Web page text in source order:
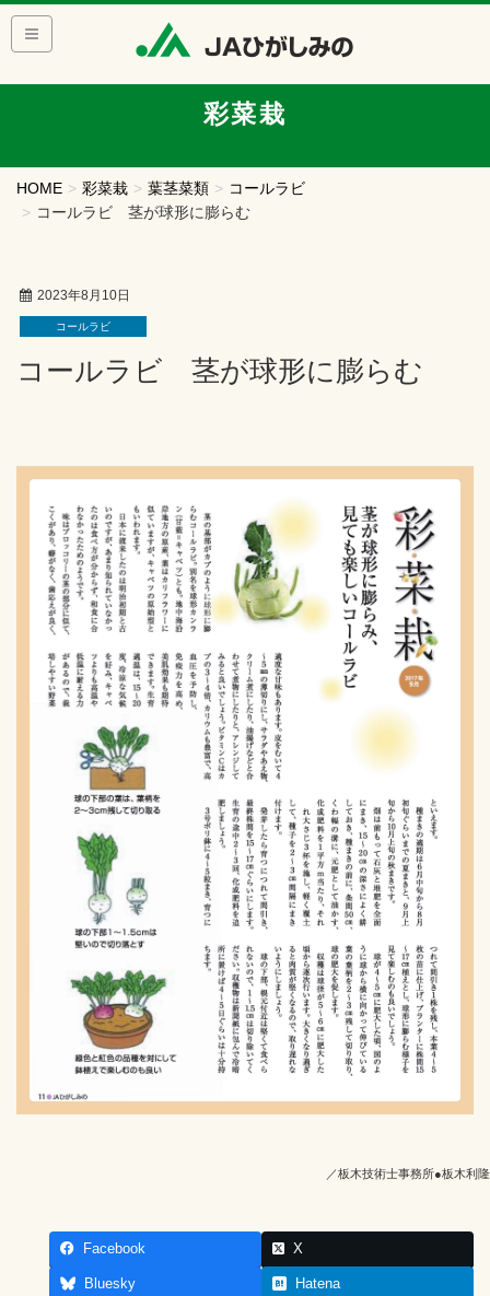
彩菜栽
HOME 彩菜栽 葉茎菜類
コールラビ
コールラビ 茎が球形に膨らむ
2023年8月10日
コールラビ
コールラビ 茎が球形に膨らむ
／板木技術士事務所●板木利隆
Facebook X
Bluesky Hatena